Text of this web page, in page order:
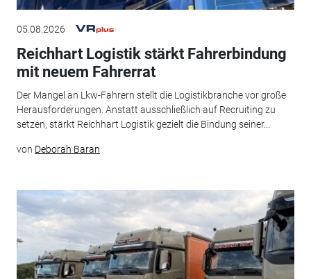
05.08.2026
Reichhart Logistik stärkt Fahrerbindung
mit neuem Fahrerrat
Der Mangel an Lkw-Fahrern stellt die Logistikbranche vor große
Herausforderungen. Anstatt ausschließlich auf Recruiting zu
setzen, stärkt Reichhart Logistik gezielt die Bindung seiner...
von Deborah Baran